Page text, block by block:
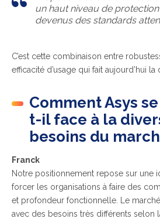
un haut niveau de
devenus des standards
C’est cette combinaison entre
efficacité d’usage qui fait aujourd’hui la
Comment Asys
t-il face à la
besoins du
Franck
Notre positionnement repose sur une
forcer les organisations à faire des
et profondeur fonctionnelle. Le
avec des besoins très différents selon